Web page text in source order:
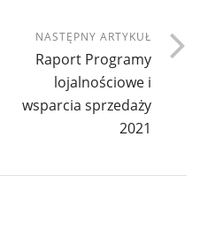
NASTĘPNY ARTYKUŁ
Raport Programy
lojalnościowe i
wsparcia sprzedaży
2021